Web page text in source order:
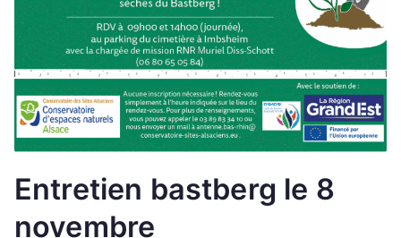
Entretien bastberg le 8
novembre